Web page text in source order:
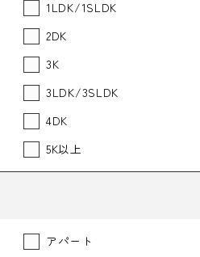
1LDK/1SLDK
2DK
3K
3LDK/3SLDK
4DK
5K以上
アパート